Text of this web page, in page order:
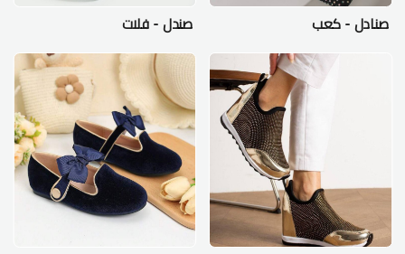
صنادل - كعب صندل - فلات